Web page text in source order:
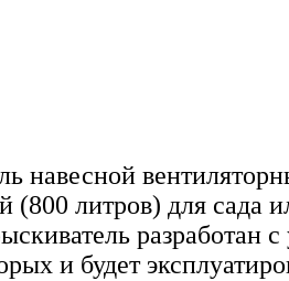
навесной
(800 литров) для сада
разработан
и будет